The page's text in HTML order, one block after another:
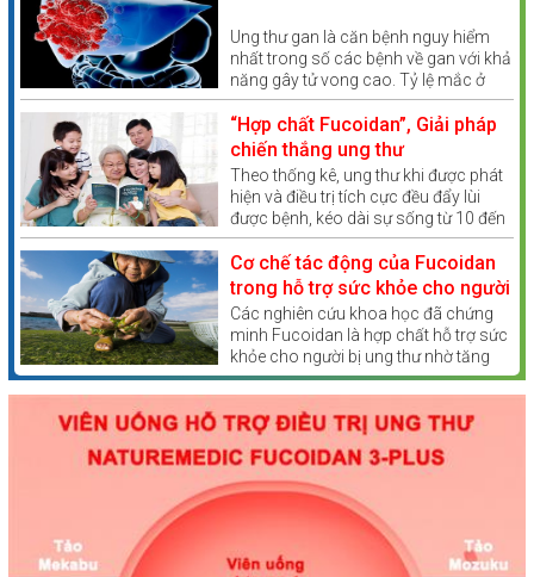
Ung thư gan là căn bệnh nguy hiểm
nhất trong số các bệnh về gan với khả
năng gây tử vong cao. Tỷ lệ mắc ở
Việt Nam tương đối lớn so với các
nước khác trong khu vực. Vậy ung thư
gan có lây không?
“Hợp chất Fucoidan”, Giải pháp
chiến thắng ung thư
Theo thống kê, ung thư khi được phát
hiện và điều trị tích cực đều đẩy lùi
được bệnh, kéo dài sự sống từ 10 đến
20 năm hoặc hơn nữa.
Cơ chế tác động của Fucoidan
trong hỗ trợ sức khỏe cho người
bị ung thư
Các nghiên cứu khoa học đã chứng
minh Fucoidan là hợp chất hỗ trợ sức
khỏe cho người bị ung thư nhờ tăng
cường miễn dịch, chống oxy hóa.